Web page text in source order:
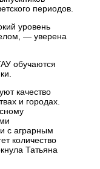
периодов.
уровень
— уверена
обучаются
качество
и городах.
с аграрным
количество
Татьяна